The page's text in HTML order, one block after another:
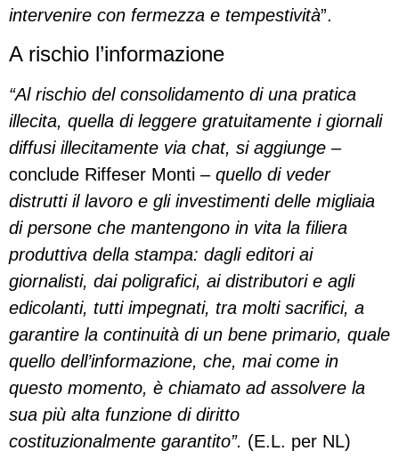
intervenire con fermezza e tempestività”.
A rischio l’informazione
“Al rischio del consolidamento di una pratica
illecita, quella di leggere gratuitamente i giornali
diffusi illecitamente via chat, si aggiunge –
conclude Riffeser Monti – quello di veder
distrutti il lavoro e gli investimenti delle migliaia
di persone che mantengono in vita la filiera
produttiva della stampa: dagli editori ai
giornalisti, dai poligrafici, ai distributori e agli
edicolanti, tutti impegnati, tra molti sacrifici, a
garantire la continuità di un bene primario, quale
quello dell’informazione, che, mai come in
questo momento, è chiamato ad assolvere la
sua più alta funzione di diritto
costituzionalmente garantito”. (E.L. per NL)